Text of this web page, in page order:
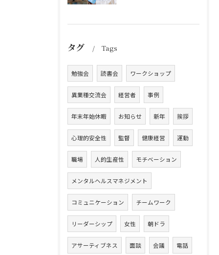
タグ Tags
勉強会 読書会 ワークショップ
異業種交流会 経営者 事例
年末年始休暇 お知らせ 新年 挨拶
心理的安全性 監督 健康経営 運動
職場 人的生産性 モチベーション
メンタルヘルスマネジメント
コミュニケーション チームワーク
リーダーシップ 女性 朝ドラ
アサーティブネス 面談 会議 電話